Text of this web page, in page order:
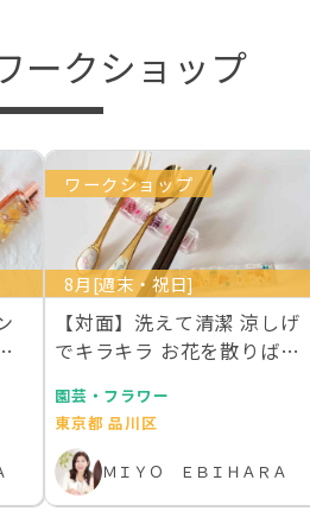
ークショップ
ワークショップ
8月[週末・祝日]
【対面】洗えて清潔 涼しげ
でキラキラ お花を散りばめ
園芸・フラワー
東京都 品川区
ＭＩＹＯ ＥＢＩＨＡＲＡ